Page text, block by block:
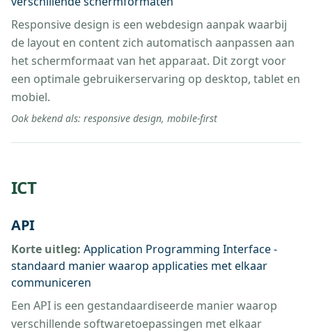
Responsive design is een webdesign aanpak waarbij
de layout en content zich automatisch aanpassen aan
het schermformaat van het apparaat. Dit zorgt voor
een optimale gebruikerservaring op desktop, tablet en
mobiel.
Ook bekend als: responsive design, mobile-first
ICT
API
Korte uitleg: Application Programming Interface -
standaard manier waarop applicaties met elkaar
communiceren
Een API is een gestandaardiseerde manier waarop
verschillende softwaretoepassingen met elkaar